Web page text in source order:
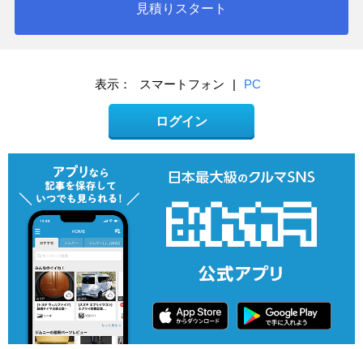
見積りスタート
表示： スマートフォン PC
ログイン